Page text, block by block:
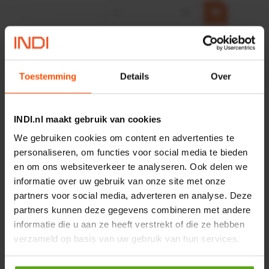
Toestemming Details Over
INDI.nl maakt gebruik van cookies
We gebruiken cookies om content en advertenties te
personaliseren, om functies voor social media te bieden
en om ons websiteverkeer te analyseren. Ook delen we
informatie over uw gebruik van onze site met onze
partners voor social media, adverteren en analyse. Deze
partners kunnen deze gegevens combineren met andere
informatie die u aan ze heeft verstrekt of die ze hebben
verzameld op basis van uw gebruik van hun services.
Onlangs bekeken:
Vergelijken
Artikelnummer: NWB05568
Merknaam:Kramp
− EA +
Controleer voorraad